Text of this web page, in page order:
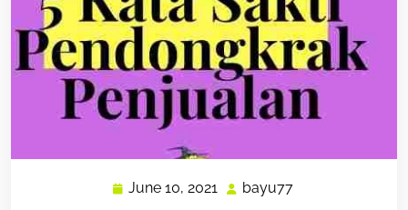
June 10, 2021
Junebayu77